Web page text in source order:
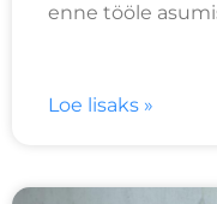
enne tööle
Loe lisaks »